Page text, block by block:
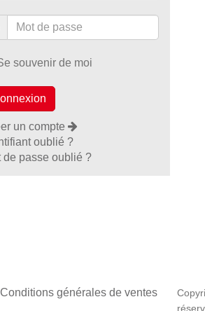
souvenir de moi
un compte
oublié ?
de passe oublié ?
Conditions générales de ventes